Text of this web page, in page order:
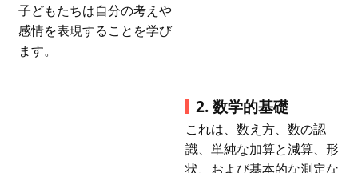
子どもたちは自分の考えや
感情を表現することを学び
ます。
2. 数学的基礎
これは、数え方、数の認
識、単純な加算と減算、形
状、および基本的な測定な